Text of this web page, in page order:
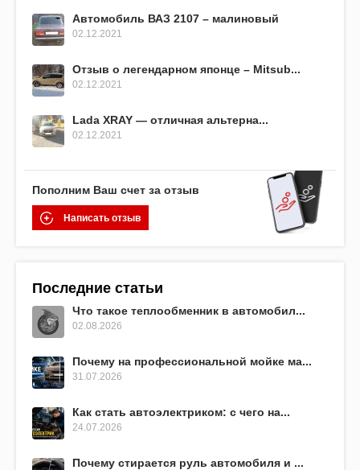
Автомобиль ВАЗ 2107 – малиновый
02.12.2021
Отзыв о легендарном японце – Mitsub...
02.12.2021
Lada XRAY — отличная альтерна...
02.12.2021
Пополним Ваш счет за отзыв
Написать отзыв
Последние статьи
Что такое теплообменник в автомобил...
02.08.2026
Почему на профессиональной мойке ма...
31.07.2026
Как стать автоэлектриком: с чего на...
24.07.2026
Почему стирается руль автомобиля и ...